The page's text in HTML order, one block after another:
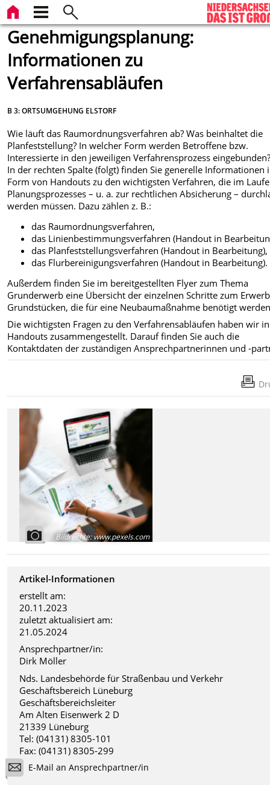
Genehmigungsplanung:
Informationen zu
Verfahrensabläufen
B 3: ORTSUMGEHUNG ELSTORF
Wie läuft das Raumordnungsverfahren ab? Was beinhaltet die
Planfeststellung? In welcher Form werden Betroffene bzw.
Interessierte in den jeweiligen Verfahrensprozess
In der rechten Spalte (folgt) finden Sie generelle Informationen
Form von Handouts zu den wichtigsten Verfahren, die im
Planungsprozesses – u. a. zur rechtlichen Absicherung –
werden müssen. Dazu zählen z. B.:
das Raumordnungsverfahren,
das Linienbestimmungsverfahren (Handout in
das Planfeststellungsverfahren (Handout in Bearbeitung),
das Flurbereinigungsverfahren (Handout in Bearbeitung).
Außerdem finden Sie im bereitgestellten Flyer zum Thema
Grunderwerb eine Übersicht der einzelnen Schritte zum
Grundstücken, die für eine Neubaumaßnahme benötigt
Die wichtigsten Fragen zu den Verfahrensabläufen haben wir
Handouts zusammengestellt. Darauf finden Sie auch die
Kontaktdaten der zuständigen Ansprechpartnerinnen und -
Bildrechte:www.pexels.com
Artikel-Informationen
erstellt am:
20.11.2023
zuletzt aktualisiert am:
21.05.2024
Ansprechpartner/in:
Dirk Möller
Nds. Landesbehörde für Straßenbau und Verkehr
Geschäftsbereich Lüneburg
Geschäftsbereichsleiter
Am Alten Eisenwerk 2 D
21339 Lüneburg
Tel: (04131) 8305-101
Fax: (04131) 8305-299
E-Mail an Ansprechpartner/in